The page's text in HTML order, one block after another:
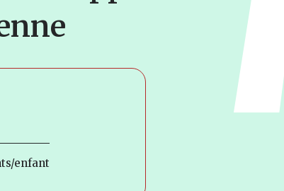
enfant